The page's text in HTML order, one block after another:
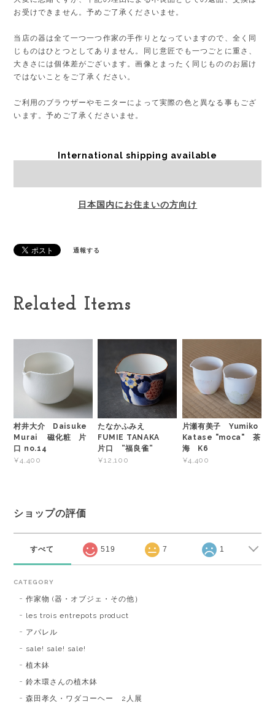
お受けできません。予めご了承くださいませ。
当店の器は全て一つ一つ作家の手作りとなっていますので、全く同
じものはひとつとしてありません。同じ意匠でも一つごとに重さ、
大きさには個体差がございます。画像とまったく同じもののお届け
ではないことをご了承ください。
ご利用のブラウザーやモニターによって実際の色と異なる事もござ
います。予めご了承くださいませ。
International shipping available
日本国内にお住まいの方向け
通報する
Related Items
村井大介 Daisuke
Murai 磁化粧 片
口 no.14
¥4,400
たなかふみえ
FUMIE TANAKA
片口 ”福良雀”
¥12,100
片瀬有美子 Yumiko
Katase "moca" 茶
海 K6
¥4,400
ショップの評価
すべて 519 7 1
CATEGORY
作家物 (器・オブジェ・その他）
les trois entrepots product
アパレル
sale! sale! sale!
植木鉢
鈴木環さんの植木鉢
森田孝久・ワダコーヘー 2人展